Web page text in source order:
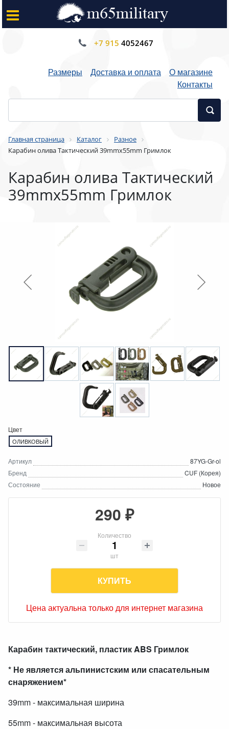
+7 915 4052467
Размеры Доставка и оплата
О магазине
Контакты
Главная страница Каталог
Разное
Карабин олива Тактический 39mmx55mm Гримлок
Карабин олива Тактический
39mmx55mm Гримлок
Цвет
ОЛИВКОВЫЙ
Артикул
87YG-Gr-ol
Бренд
CUF (Корея)
Состояние
Новое
290 ₽
Количество
шт
КУПИТЬ
Цена актуальна только для интернет магазина
Карабин тактический, пластик ABS Гримлок
* Не является альпинистским или спасательным
снаряжением*
39mm - максимальная ширина
55mm- максимальная высота